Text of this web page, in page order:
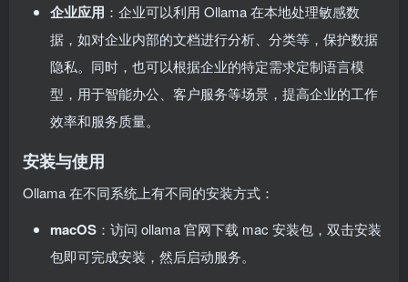
企业应用 ：企业可以利用 Ollama 在本地处理敏感数
据，如对企业内部的文档进行分析、分类等，保护数据
隐私。同时，也可以根据企业的特定需求定制语言模
型，用于智能办公、客户服务等场景，提高企业的工作
效率和服务质量。
安装与使用
Ollama 在不同系统上有不同的安装方式：
macOS ：访问 ollama 官网下载 mac 安装包，双击安装
包即可完成安装，然后启动服务。